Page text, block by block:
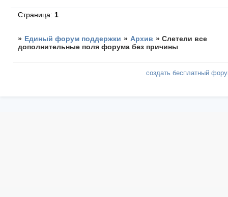
Страница:1
» Единый форум поддержки » Архив »Слетели все
дополнительные поля форума без причины
создать бесплатный